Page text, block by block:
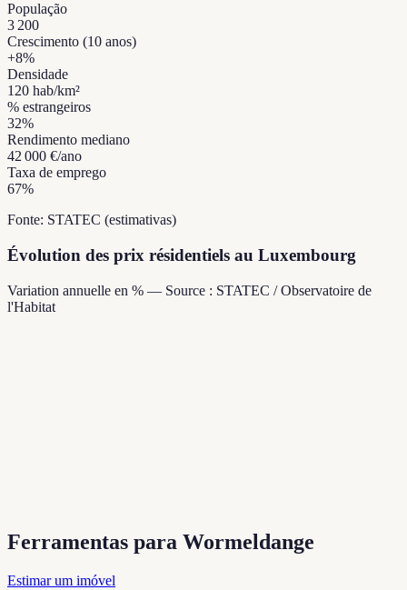
População
3 200
Crescimento (10 anos)
+8%
Densidade
120 hab/km²
% estrangeiros
32%
Rendimento mediano
42 000 €/ano
Taxa de emprego
67%
Fonte: STATEC (estimativas)
Évolution des prix résidentiels au Luxembourg
Variation annuelle en % — Source : STATEC / Observatoire de
l'Habitat
Ferramentas para Wormeldange
Estimar um imóvel